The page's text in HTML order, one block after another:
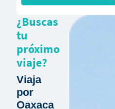
¿Buscas
tu
próximo
viaje?
Viaja
por
Oaxaca